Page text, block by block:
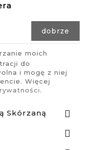
moich
do
i mogę z niej
Więcej
.
Skórzaną 
